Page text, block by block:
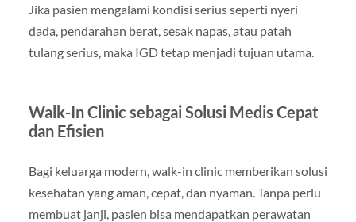
Jika pasien mengalami kondisi serius seperti nyeri
dada, pendarahan berat, sesak napas, atau patah
tulang serius, maka IGD tetap menjadi tujuan utama.
Walk-In Clinic sebagai Solusi Medis Cepat
dan Efisien
Bagi keluarga modern, walk-in clinic memberikan solusi
kesehatan yang aman, cepat, dan nyaman. Tanpa perlu
membuat janji, pasien bisa mendapatkan perawatan